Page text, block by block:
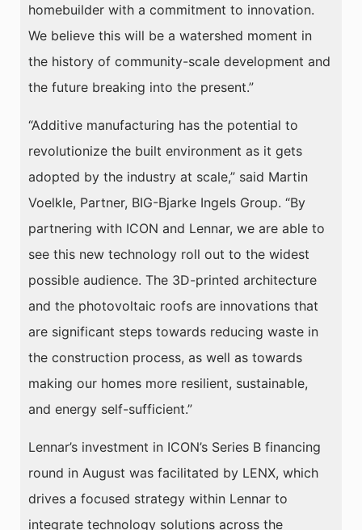
homebuilder with a commitment to innovation.
We believe this will be a watershed moment in
the history of community-scale development and
the future breaking into the present.”
“Additive manufacturing has the potential to
revolutionize the built environment as it gets
adopted by the industry at scale,” said Martin
Voelkle, Partner, BIG-Bjarke Ingels Group. “By
partnering with ICON and Lennar, we are able to
see this new technology roll out to the widest
possible audience. The 3D-printed architecture
and the photovoltaic roofs are innovations that
are significant steps towards reducing waste in
the construction process, as well as towards
making our homes more resilient, sustainable,
and energy self-sufficient.”
Lennar’s investment in ICON’s Series B financing
round in August was facilitated by LENX, which
drives a focused strategy within Lennar to
integrate technology solutions across the